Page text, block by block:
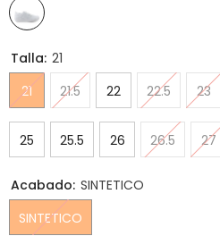
Talla: 21
21
21.5 22 22.5 23
25 25.5 26 26.5 27
Acabado: SINTETICO
SINTETICO